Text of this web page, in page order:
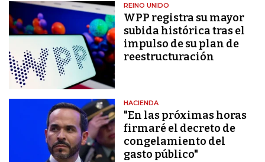
REINO UNIDO
WPP registra su mayor
subida histórica tras el
impulso de su plan de
reestructuración
HACIENDA
"En las próximas horas
firmaré el decreto de
congelamiento del
gasto público"